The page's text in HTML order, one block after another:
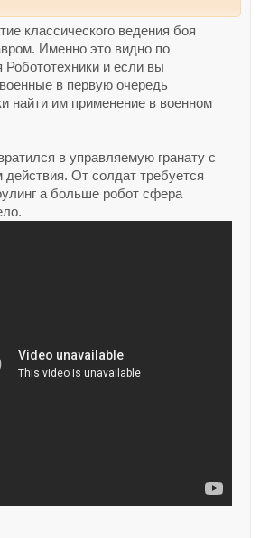
классического ведения боя
Именно это видно по
Робототехники и если вы
в первую очередь
найти им применение в военном
в управляемую гранату с
От солдат требуется
а больше робот сфера